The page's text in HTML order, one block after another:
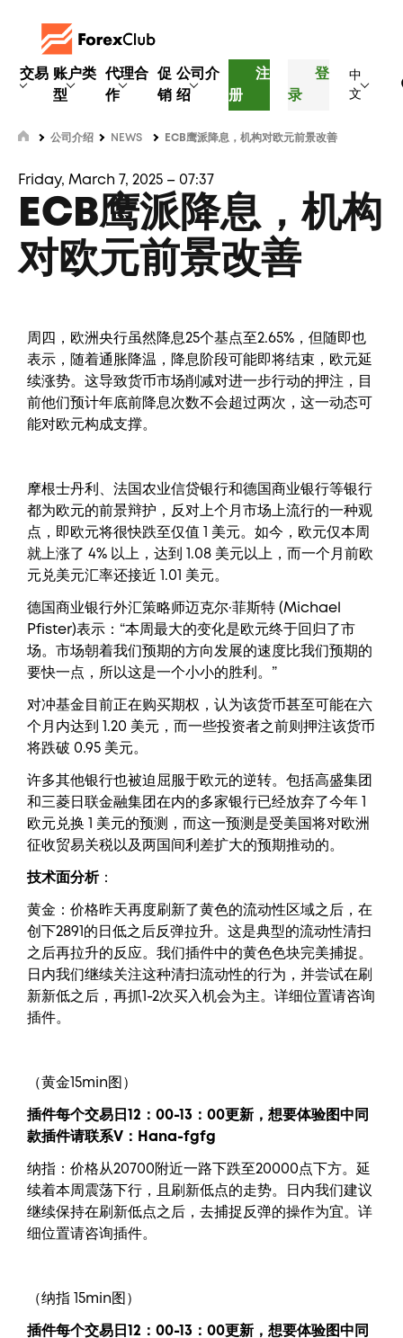
交易 账户类
型
代理合
作
促
销
公司介
绍
注
册
登
录
中
文
公司介绍 NEWS ECB鹰派降息，机构对欧元前景改善
Friday, March 7, 2025 – 07:37
ECB鹰派降息，机构
对欧元前景改善
周四，欧洲央行虽然降息25个基点至2.65%，但随即也
表示，随着通胀降温，降息阶段可能即将结束，欧元延
续涨势。这导致货币市场削减对进一步行动的押注，目
前他们预计年底前降息次数不会超过两次，这一动态可
能对欧元构成支撑。
摩根士丹利、法国农业信贷银行和德国商业银行等银行
都为欧元的前景辩护，反对上个月市场上流行的一种观
点，即欧元将很快跌至仅值 1 美元。如今，欧元仅本周
就上涨了 4% 以上，达到 1.08 美元以上，而一个月前欧
元兑美元汇率还接近 1.01 美元。
德国商业银行外汇策略师迈克尔·菲斯特 (Michael
Pfister)表示：“本周最大的变化是欧元终于回归了市
场。市场朝着我们预期的方向发展的速度比我们预期的
要快一点，所以这是一个小小的胜利。”
对冲基金目前正在购买期权，认为该货币甚至可能在六
个月内达到 1.20 美元，而一些投资者之前则押注该货币
将跌破 0.95 美元。
许多其他银行也被迫屈服于欧元的逆转。包括高盛集团
和三菱日联金融集团在内的多家银行已经放弃了今年 1
欧元兑换 1 美元的预测，而这一预测是受美国将对欧洲
征收贸易关税以及两国间利差扩大的预期推动的。
技术面分析：
黄金：价格昨天再度刷新了黄色的流动性区域之后，在
创下2891的日低之后反弹拉升。这是典型的流动性清扫
之后再拉升的反应。我们插件中的黄色色块完美捕捉。
日内我们继续关注这种清扫流动性的行为，并尝试在刷
新新低之后，再抓1-2次买入机会为主。详细位置请咨询
插件。
（黄金15min图）
插件每个交易日12：00-13：00更新， 想要体验图中 同
款插件请联系V： Hana-fgfg
纳指：价格从20700附近一路下跌至20000点下方。延
续着本周震荡下行，且刷新低点的走势。日内我们建议
继续保持在刷新低点之后，去捕捉反弹的操作为宜。详
细位置请咨询插件。
（纳指 15min图）
插件每个交易日12：00-13：00更新， 想要体验图中 同